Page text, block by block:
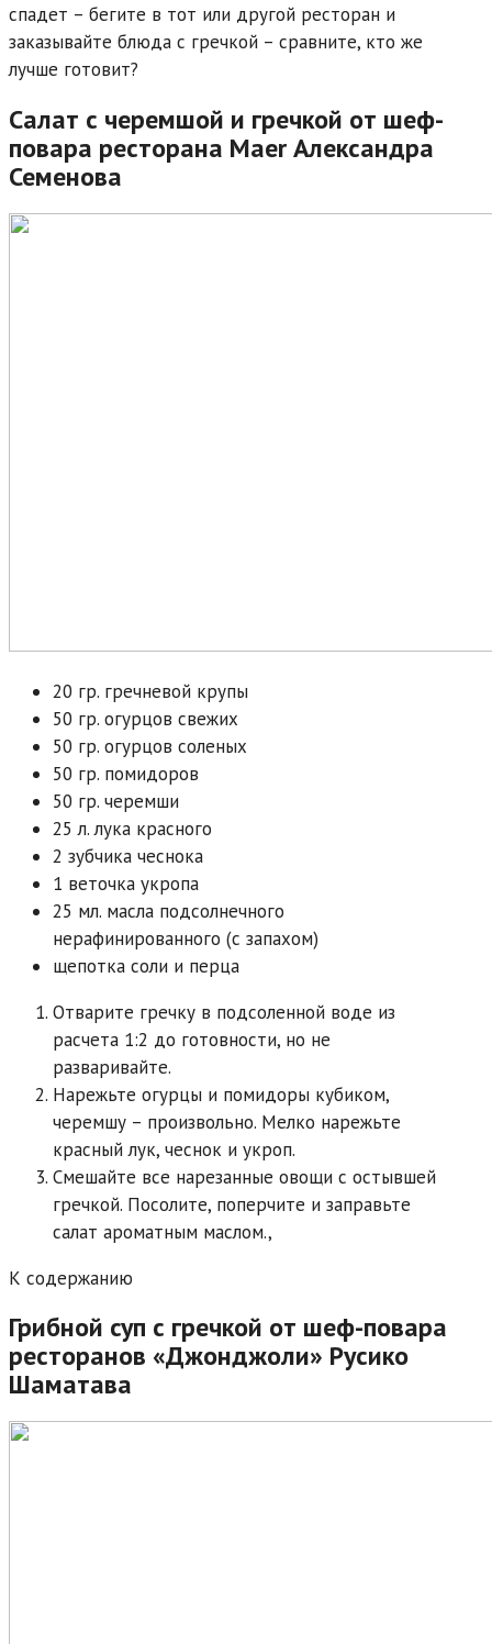
спадет – бегите в тот или другой ресторан и
заказывайте блюда с гречкой – сравните, кто же
лучше готовит?
Салат с черемшой и гречкой от шеф-
повара ресторана Maer Александра
Семенова
20 гр. гречневой крупы
50 гр. огурцов свежих
50 гр. огурцов соленых
50 гр. помидоров
50 гр. черемши
25 л. лука красного
2 зубчика чеснока
1 веточка укропа
25 мл. масла подсолнечного
нерафинированного (с запахом)
щепотка соли и перца
Отварите гречку в подсоленной воде из
расчета 1:2 до готовности, но не
разваривайте.
Нарежьте огурцы и помидоры кубиком,
черемшу – произвольно. Мелко нарежьте
красный лук, чеснок и укроп.
Смешайте все нарезанные овощи с остывшей
гречкой. Посолите, поперчите и заправьте
салат ароматным маслом.,
К содержанию
Грибной суп с гречкой от шеф-повара
ресторанов «Джонджоли» Русико
Шаматава